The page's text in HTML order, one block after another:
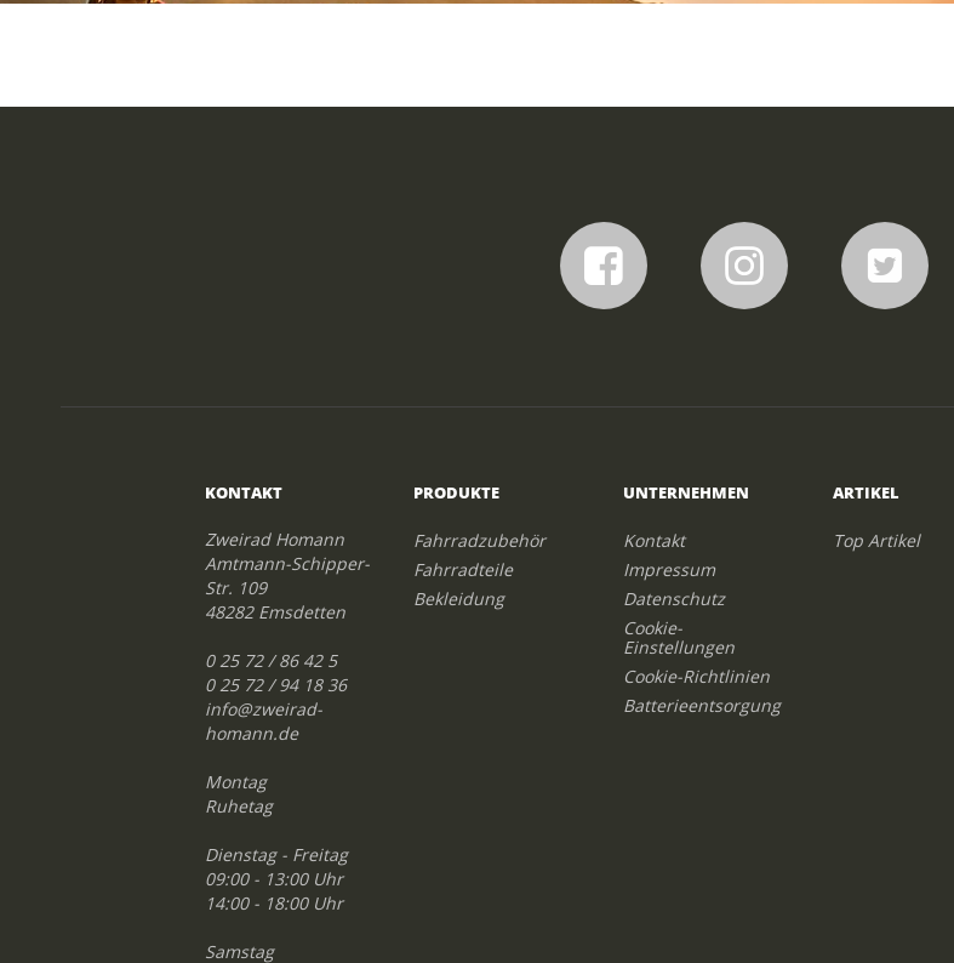
KONTAKT
Zweirad Homann
Amtmann-Schipper-
Str. 109
48282 Emsdetten
0 25 72 / 86 42 5
0 25 72 / 94 18 36
info@zweirad-
homann.de
Montag
Ruhetag
Dienstag - Freitag
09:00 - 13:00 Uhr
14:00 - 18:00 Uhr
Samstag
PRODUKTE
Fahrradzubehör
Fahrradteile
Bekleidung
UNTERNEHMEN
Kontakt
Impressum
Datenschutz
Cookie-
Einstellungen
Cookie-Richtlinien
Batterieentsorgung
ARTIKEL
Top Artikel